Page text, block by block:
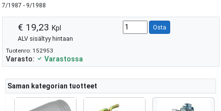
7/1987 - 9/1988
€ 19,23 Kpl
ALV sisältyy hintaan
Osta
Tuotenro: 152953
Varasto: Varastossa
Saman kategorian tuotteet